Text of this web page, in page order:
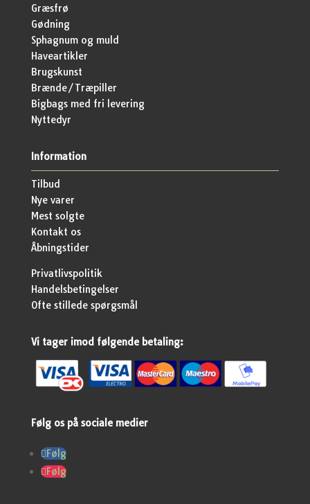
Græsfrø
Gødning
Sphagnum og muld
Haveartikler
Brugskunst
Brænde/Træpiller
Bigbags med fri levering
Nyttedyr
Information
Tilbud
Nye varer
Mest solgte
Kontakt os
Åbningstider
Privatlivspolitik
Handelsbetingelser
Ofte stillede spørgsmål
Vi tager imod følgende betaling:
Følg os på sociale medier
Følg
Følg